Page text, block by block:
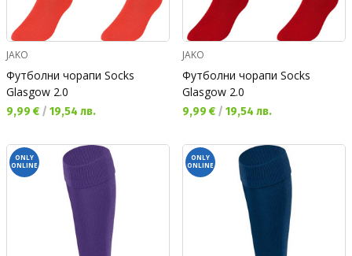
JAKO
Футболни чорапи Socks
Glasgow 2.0
Текуща цена:
9,99 € / 19,54 лв.
JAKO
Футболни чорапи Socks
Glasgow 2.0
Текуща цена:
9,99 € / 19,54 лв.
ONLY
ONLINE
ONLY
ONLINE